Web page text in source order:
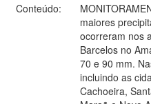
Conteúdo:
maiores
ocorreram nos
Barcelos no
70 e 90 mm.
incluindo as
Cachoeira,